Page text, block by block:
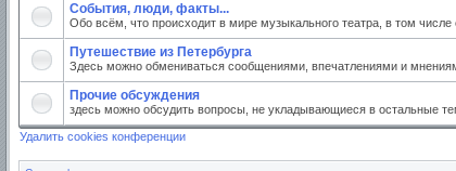
События, люди, факты...
Обо всём, что происходит в мире музыкального театра, в том
Путешествие из Петербурга
Здесь можно обмениваться сообщениями, впечатлениями и
Прочие обсуждения
здесь можно обсудить вопросы, не укладывающиеся в остальные
Удалить cookies конференции